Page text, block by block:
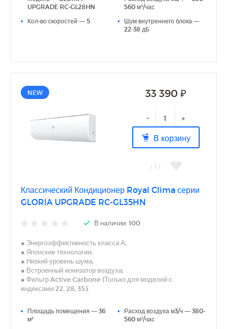
35);
● Скрытый LED-дисплей;
UPGRADE RC-GL28HN
•
Кол-во скоростей — 5
560 м³/час
•
Шум внутреннего блока —
22-38 дБ
NEW 33 390 ₽
- +
В корзину
Классический Кондиционер Royal Clima серии
GLORIA UPGRADE RC-GL35HN
В наличии: 100
● Энергоэффективность класса А;
● Японские технологии;
● Низкий уровень шума;
● Встроенный ионизатор воздуха;
● Фильтр Active Carbone (Только для моделей с
индексами 22, 28, 35);
28, 35);
● 5 скоростей вентилятора внут. блока;
•
Площадь помещения — 36
м²
•
Расход воздуха м3/ч — 380-
560 м³/час